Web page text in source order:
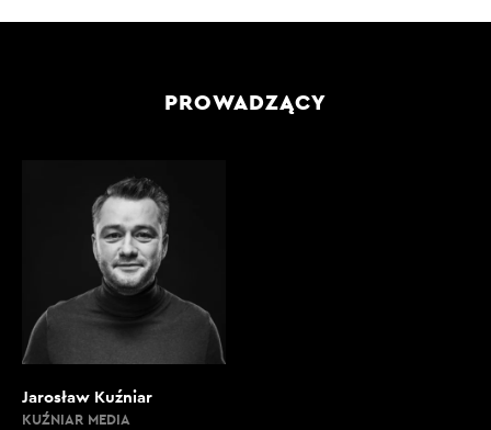
PROWADZĄCY
Jarosław Kuźniar
KUŹNIAR MEDIA